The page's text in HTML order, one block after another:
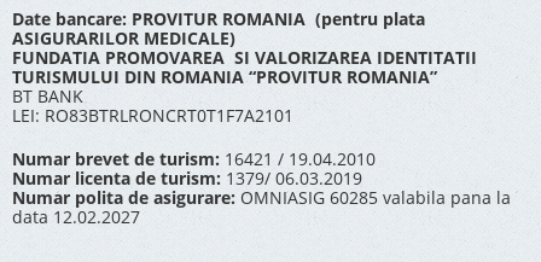
Date bancare: PROVITUR ROMANIA (pentru plata
ASIGURARILOR MEDICALE)
FUNDATIA PROMOVAREA SI VALORIZAREA IDENTITATII
TURISMULUI DIN ROMANIA “PROVITUR ROMANIA”
BT BANK
LEI: RO83BTRLRONCRT0T1F7A2101
Numar brevet de turism: 16421 / 19.04.2010
Numar licenta de turism: 1379/ 06.03.2019
Numar polita de asigurare: OMNIASIG 60285 valabila pana la
data 12.02.2027